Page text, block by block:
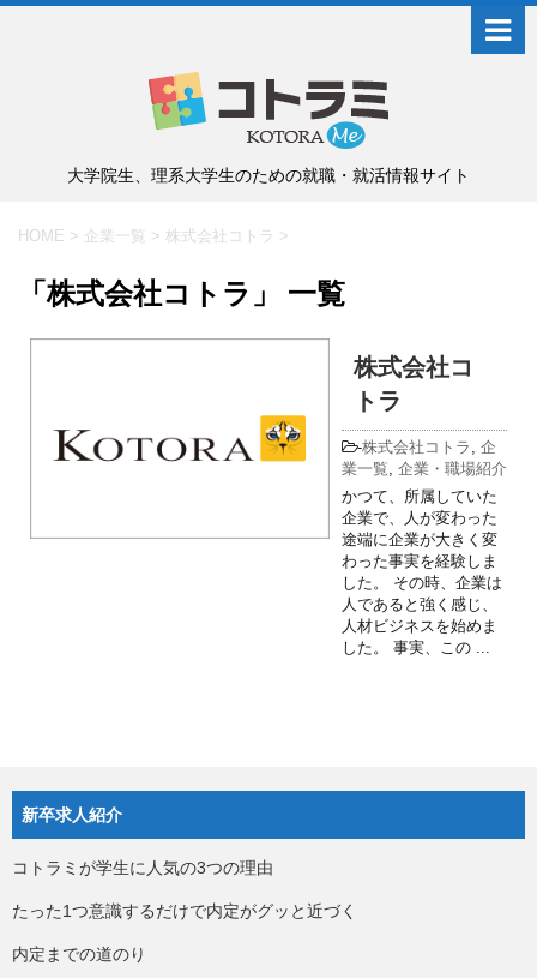
大学院生、理系大学生のための就職・就活情報サイト
HOME > 企業一覧 > 株式会社コトラ >
「株式会社コトラ」 一覧
株式会社コ
トラ
-株式会社コトラ , 企
業一覧, 企業・職場紹介
かつて、所属していた
企業で、人が変わった
途端に企業が大きく変
わった事実を経験しま
した。 その時、企業は
人であると強く感じ、
人材ビジネスを始めま
した。 事実、この ...
新卒求人紹介
コトラミが学生に人気の3つの理由
たった1つ意識するだけで内定がグッと近づく
内定までの道のり